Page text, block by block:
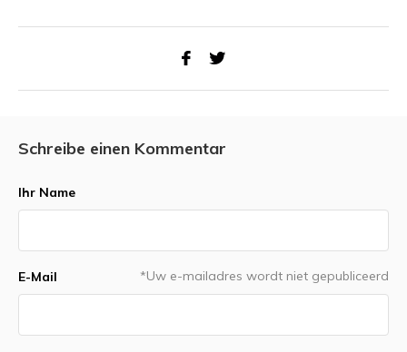
Schreibe einen Kommentar
Ihr Name
E-Mail *Uw e-mailadres wordt niet gepubliceerd